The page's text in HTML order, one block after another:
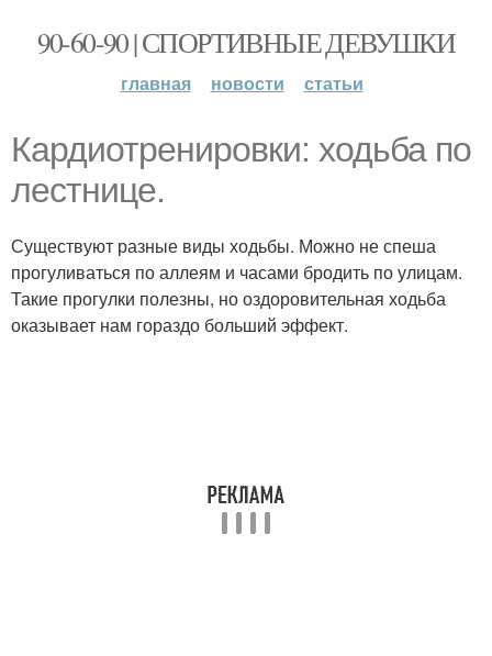
90-60-90 | СПОРТИВНЫЕ ДЕВУШКИ
главная новости статьи
Кардиотренировки: ходьба по
лестнице.
Существуют разные виды ходьбы. Можно не спеша
прогуливаться по аллеям и часами бродить по улицам.
Такие прогулки полезны, но оздоровительная ходьба
оказывает нам гораздо больший эффект.